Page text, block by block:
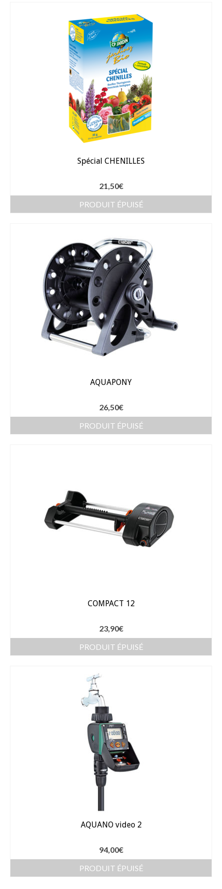
Arrosage
Enterré / Regards
Arroseurs
Pistolets / Brosses
Porte tuyau
Programmateur
Raccords / accessoires
Robinets / Vannes
Outillage
Pots de fleur
Baches
Soin des plantes
Pépinières – Gazons
Pépinières
Gazon ornemental
Spécial CHENILLES
21,50€
PRODUIT ÉPUISÉ
AQUAPONY
26,50€
PRODUIT ÉPUISÉ
COMPACT 12
23,90€
PRODUIT ÉPUISÉ
AQUANO video 2
94,00€
PRODUIT ÉPUISÉ